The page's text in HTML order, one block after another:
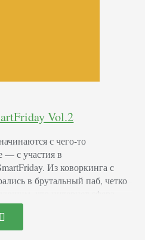
Vol.2
с чего-то
— с участия в
Из коворкинга с
в брутальный паб, четко
что интернет сфера —
принцесс. Я отметила, что
был более продуман, у
участвовала в